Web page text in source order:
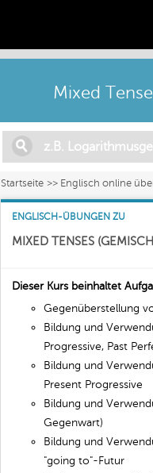
Mixed
Startseite Englisch online
ENGLISCH-ÜBUNGEN ZU
MIXED TENSES
Dieser Kurs beinhaltet
Gegenüberstellung
Bildung und
Progressive, Past
Bildung und
Present Progressive
Bildung und
Gegenwart)
Bildung und
"going to"-Futur